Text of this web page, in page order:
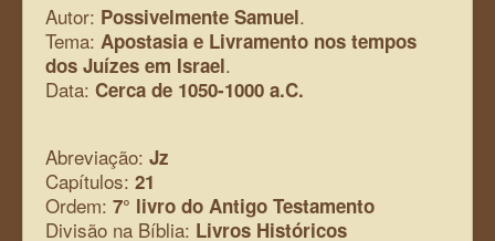
Autor: Possivelmente Samuel.
Tema: Apostasia e Livramento nos tempos
dos Juízes em Israel.
Data: Cerca de 1050-1000 a.C.
Abreviação: Jz
Capítulos: 21
Ordem: 7° livro do Antigo Testamento
Divisão na Bíblia: Livros Históricos